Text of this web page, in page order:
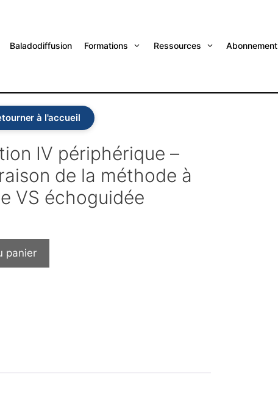
Baladodiffusion Formations Ressources Abonnement
à l'accueil
IV périphérique –
de la méthode à
VS échoguidée
panier